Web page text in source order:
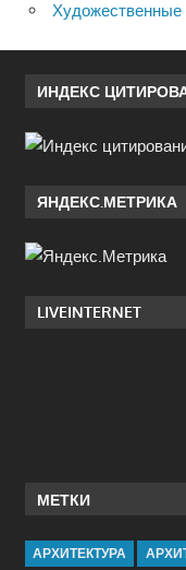
Художественные
ИНДЕКС
ЯНДЕКС.МЕТРИКА
LIVEINTERNET
МЕТКИ
АРХИТЕКТУРА